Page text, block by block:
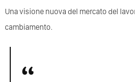
Una visione nuova del mercato del
cambiamento.